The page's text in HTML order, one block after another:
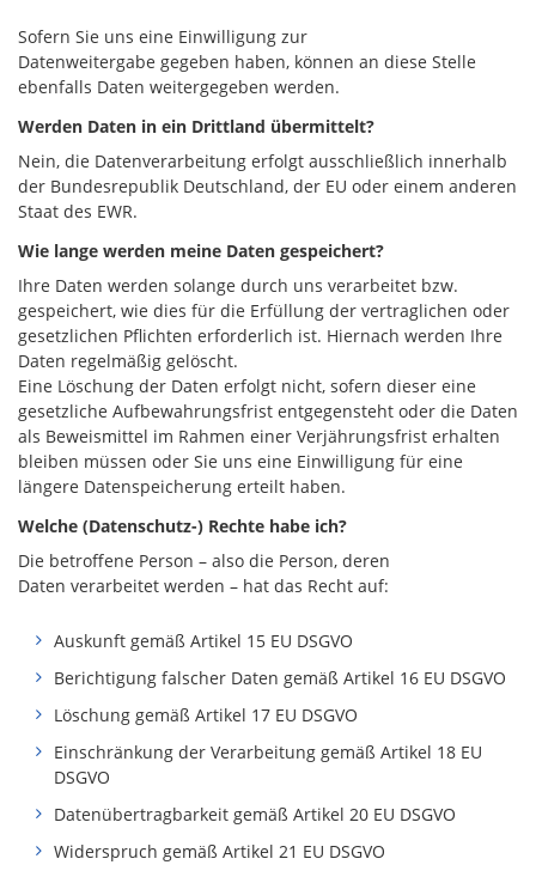
Sofern Sie uns eine Einwilligung zur
Datenweitergabe gegeben haben, können an diese Stelle
ebenfalls Daten weitergegeben werden.
Werden Daten in ein Drittland übermittelt?
Nein, die Datenverarbeitung erfolgt ausschließlich innerhalb
der Bundesrepublik Deutschland, der EU oder einem anderen
Staat des EWR.
Wie lange werden meine Daten gespeichert?
Ihre Daten werden solange durch uns verarbeitet bzw.
gespeichert, wie dies für die Erfüllung der vertraglichen oder
gesetzlichen Pflichten erforderlich ist. Hiernach werden Ihre
Daten regelmäßig gelöscht.
Eine Löschung der Daten erfolgt nicht, sofern dieser eine
gesetzliche Aufbewahrungsfrist entgegensteht oder die Daten
als Beweismittel im Rahmen einer Verjährungsfrist erhalten
bleiben müssen oder Sie uns eine Einwilligung für eine
längere Datenspeicherung erteilt haben.
Welche (Datenschutz-) Rechte habe ich?
Die betroffene Person – also die Person, deren
Daten verarbeitet werden – hat das Recht auf:
Auskunft gemäß Artikel 15 EU DSGVO
Berichtigung falscher Daten gemäß Artikel 16 EU DSGVO
Löschung gemäß Artikel 17 EU DSGVO
Einschränkung der Verarbeitung gemäß Artikel 18 EU
DSGVO
Datenübertragbarkeit gemäß Artikel 20 EU DSGVO
Widerspruch gemäß Artikel 21 EU DSGVO